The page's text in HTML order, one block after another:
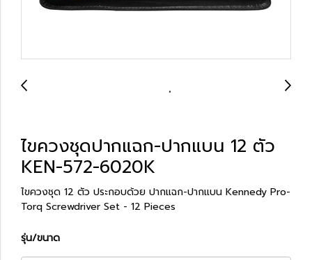
ไขควงชุดปากแฉก-ปากแบน 12 ตัว
KEN-572-6020K
ไขควงชุด 12 ตัว ประกอบด้วย ปากแฉก-ปากแบน Kennedy Pro-
Torq Screwdriver Set - 12 Pieces
รุ่น/ขนาด